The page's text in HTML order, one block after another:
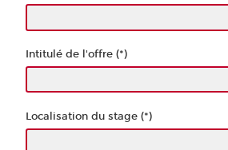
Intitulé de l'offre (*)
Localisation du stage (*)